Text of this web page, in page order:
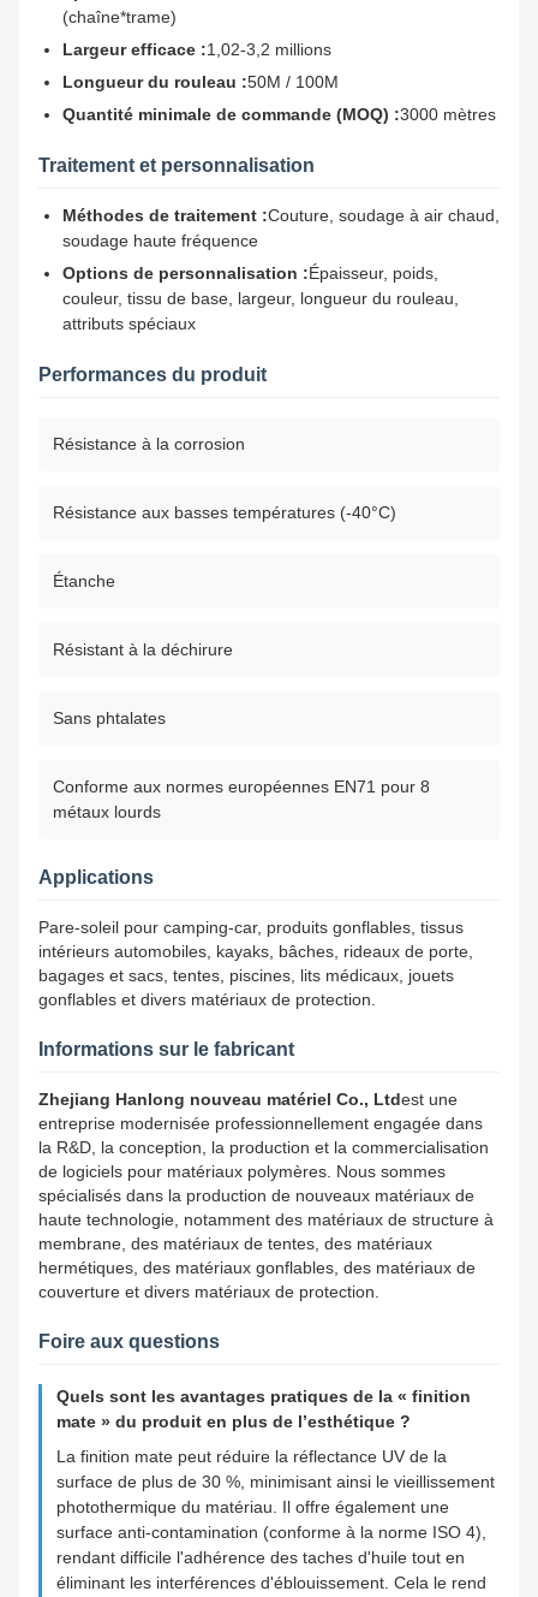
(chaîne*trame)
Largeur efficace :1,02-3,2 millions
Longueur du rouleau :50M / 100M
Quantité minimale de commande (MOQ) :3000 mètres
Traitement et personnalisation
Méthodes de traitement :Couture, soudage à air chaud,
soudage haute fréquence
Options de personnalisation :Épaisseur, poids,
couleur, tissu de base, largeur, longueur du rouleau,
attributs spéciaux
Performances du produit
Résistance à la corrosion
Résistance aux basses températures (-40°C)
Étanche
Résistant à la déchirure
Sans phtalates
Conforme aux normes européennes EN71 pour 8
métaux lourds
Applications
Pare-soleil pour camping-car, produits gonflables, tissus
intérieurs automobiles, kayaks, bâches, rideaux de porte,
bagages et sacs, tentes, piscines, lits médicaux, jouets
gonflables et divers matériaux de protection.
Informations sur le fabricant
Zhejiang Hanlong nouveau matériel Co., Ltdest une
entreprise modernisée professionnellement engagée dans
la R&D, la conception, la production et la commercialisation
de logiciels pour matériaux polymères. Nous sommes
spécialisés dans la production de nouveaux matériaux de
haute technologie, notamment des matériaux de structure à
membrane, des matériaux de tentes, des matériaux
hermétiques, des matériaux gonflables, des matériaux de
couverture et divers matériaux de protection.
Foire aux questions
Quels sont les avantages pratiques de la « finition
mate » du produit en plus de l’esthétique ?
La finition mate peut réduire la réflectance UV de la
surface de plus de 30 %, minimisant ainsi le vieillissement
photothermique du matériau. Il offre également une
surface anti-contamination (conforme à la norme ISO 4),
rendant difficile l'adhérence des taches d'huile tout en
éliminant les interférences d'éblouissement. Cela le rend